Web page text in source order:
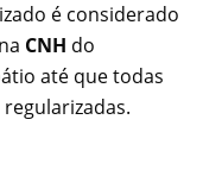
é considerado
CNH do
até que todas